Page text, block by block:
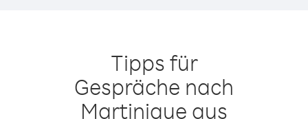
Tipps für
Gespräche nach
Martinique aus